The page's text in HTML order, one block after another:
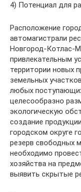
4) Потенциал для
Расположение
автомагистрали
Новгород-Котлас-
привлекательным
территории новых
земельных
любых
целесообразно
экологическую
создание
городском округе
резерв свободных
необходимо
хозяйства на
выявить скрытые